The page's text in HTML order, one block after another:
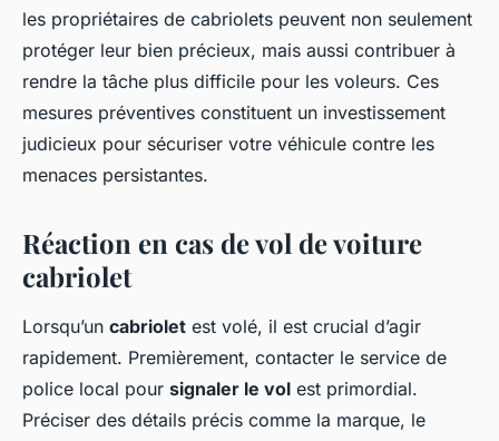
les propriétaires de cabriolets peuvent non seulement
protéger leur bien précieux, mais aussi contribuer à
rendre la tâche plus difficile pour les voleurs. Ces
mesures préventives constituent un investissement
judicieux pour sécuriser votre véhicule contre les
menaces persistantes.
Réaction en cas de vol de voiture
cabriolet
Lorsqu’un cabriolet est volé, il est crucial d’agir
rapidement. Premièrement, contacter le service de
police local pour signaler le vol est primordial.
Préciser des détails précis comme la marque, le